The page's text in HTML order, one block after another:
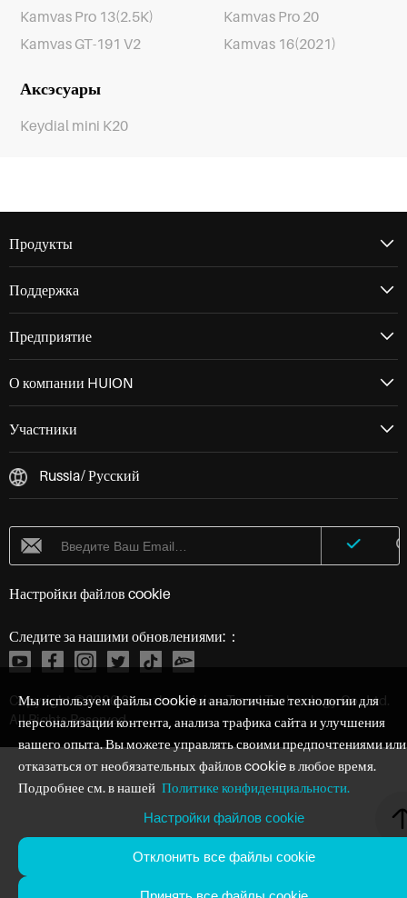
Kamvas Pro 13(2.5K)
Kamvas Pro 20
Kamvas GT-191 V2
Kamvas 16(2021)
Аксэсуары
Keydial mini K20
Продукты
Поддержка
Предприятие
О компании HUION
Участники
Russia/ Русский
Настройки файлов cookie
Следите за нашими обновлениями:：
Copyright ©2026Shenzhen Huion Trend Technology Co., Ltd.
All Rights Reserved
Мы используем файлы cookie и аналогичные технологии для
персонализации контента, анализа трафика сайта и улучшения
вашего опыта. Вы можете управлять своими предпочтениями или
отказаться от необязательных файлов cookie в любое время.
Подробнее см. в нашей Политике конфиденциальности.
Настройки файлов cookie
Отклонить все файлы cookie